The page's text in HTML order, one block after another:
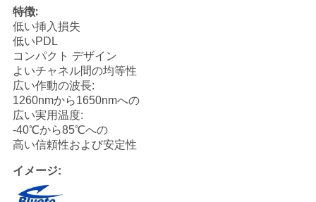
ス
引
用
を
要
求
特徴:
低い挿入損失
低いPDL
コンパクト デザイン
よいチャネル間の均等性
広い作動の波長:
1260nmから1650nmへの
広い実用温度:
-40℃から85℃への
高い信頼性および安定性
イメージ: